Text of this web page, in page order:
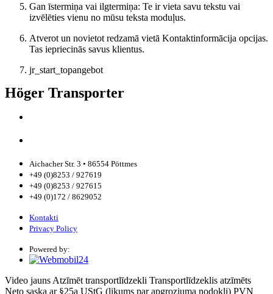
Gan īstermiņa vai ilgtermiņa: Te ir vieta savu tekstu vai
izvēlēties vienu no mūsu teksta moduļus.
Atverot un novietot redzamā vietā Kontaktinformācija opcijas.
Tas iepriecinās savus klientus.
jr_start_topangebot
Höger Transporter
Aichacher Str. 3 • 86554 Pöttmes
+49 (0)8253 / 927619
+49 (0)8253 / 927615
+49 (0)172 / 8629052
Kontakti
Privacy Policy
Powered by:
Video jauns Atzīmēt transportlīdzekli Transportlīdzeklis atzīmēts
Neto saska ar §25a UStG (likums par apgrozjuma nodokli) PVN